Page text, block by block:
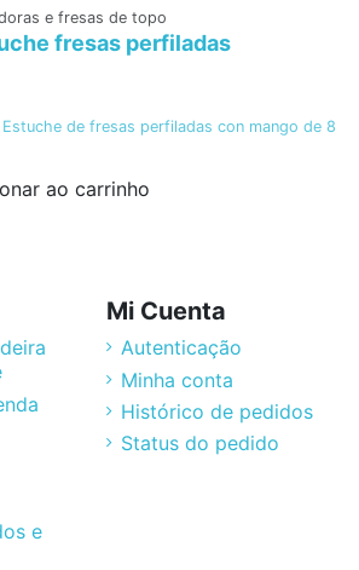
e fresas de topo
fresas perfiladas
Estuche de fresas perfiladas con mango de 8
ao carrinho
e
Mi Cuenta
Autenticação
Minha conta
Histórico de pedidos
Status do pedido